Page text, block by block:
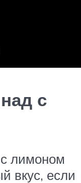
с
лимоном
вкус, если